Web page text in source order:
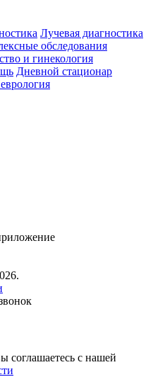
Лучевая диагностика
обследования
и гинекология
Дневной стационар
соглашаетесь с нашей